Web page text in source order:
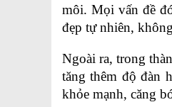
môi. Mọi vấn đề
đẹp tự nhiên,
Ngoài ra, trong
tăng thêm độ đàn
khỏe mạnh, căng